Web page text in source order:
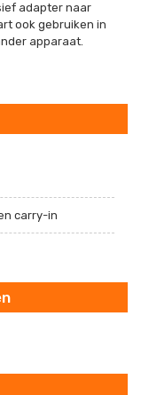
adapter naar
ook gebruiken in
apparaat.
carry-in